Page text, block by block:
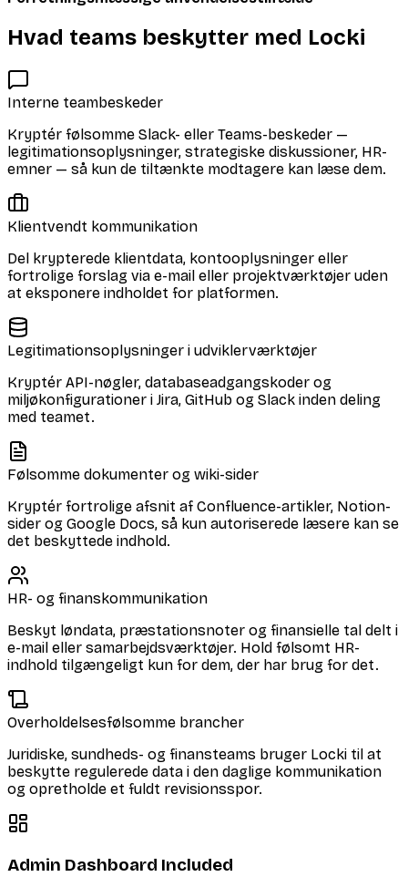
Hvad teams beskytter med Locki
Interne teambeskeder
Kryptér følsomme Slack- eller Teams-beskeder —
legitimationsoplysninger, strategiske diskussioner, HR-
emner — så kun de tiltænkte modtagere kan læse dem.
Klientvendt kommunikation
Del krypterede klientdata, kontooplysninger eller
fortrolige forslag via e-mail eller projektværktøjer uden
at eksponere indholdet for platformen.
Legitimationsoplysninger i udviklerværktøjer
Kryptér API-nøgler, databaseadgangskoder og
miljøkonfigurationer i Jira, GitHub og Slack inden deling
med teamet.
Følsomme dokumenter og wiki-sider
Kryptér fortrolige afsnit af Confluence-artikler, Notion-
sider og Google Docs, så kun autoriserede læsere kan se
det beskyttede indhold.
HR- og finanskommunikation
Beskyt løndata, præstationsnoter og finansielle tal delt i
e-mail eller samarbejdsværktøjer. Hold følsomt HR-
indhold tilgængeligt kun for dem, der har brug for det.
Overholdelsesfølsomme brancher
Juridiske, sundheds- og finansteams bruger Locki til at
beskytte regulerede data i den daglige kommunikation
og opretholde et fuldt revisionsspor.
Admin Dashboard Included